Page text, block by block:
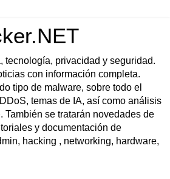
tecnología, privacidad y seguridad.
con información completa.
tipo de malware, sobre todo el
temas de IA, así como análisis
También se tratarán novedades de
y documentación de
hacking , networking, hardware,